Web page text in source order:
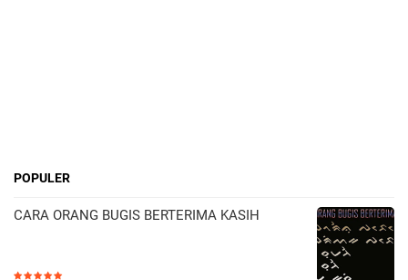
POPULER
CARA ORANG BUGIS BERTERIMA KASIH